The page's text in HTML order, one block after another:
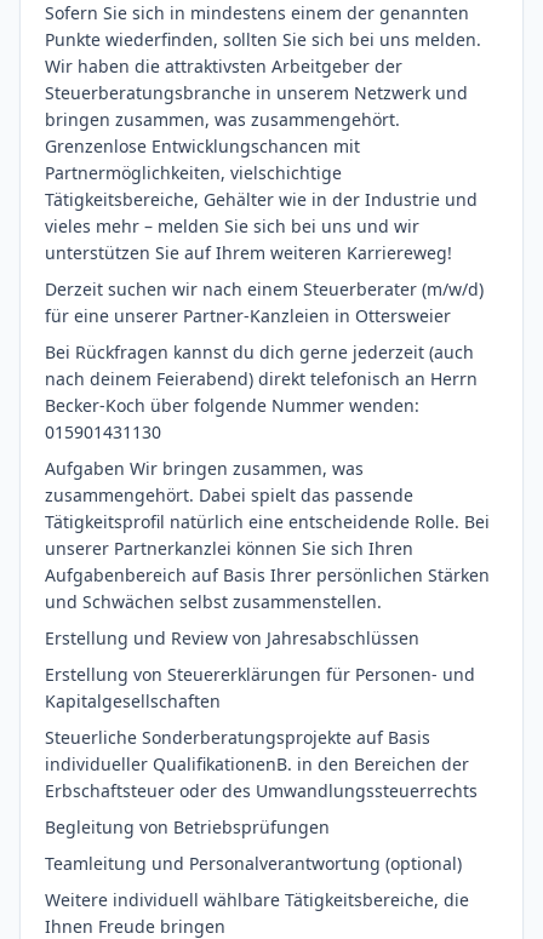
Sofern Sie sich in mindestens einem der genannten
Punkte wiederfinden, sollten Sie sich bei uns melden.
Wir haben die attraktivsten Arbeitgeber der
Steuerberatungsbranche in unserem Netzwerk und
bringen zusammen, was zusammengehört.
Grenzenlose Entwicklungschancen mit
Partnermöglichkeiten, vielschichtige
Tätigkeitsbereiche, Gehälter wie in der Industrie und
vieles mehr – melden Sie sich bei uns und wir
unterstützen Sie auf Ihrem weiteren Karriereweg!
Derzeit suchen wir nach einem Steuerberater (m/w/d)
für eine unserer Partner-Kanzleien in Ottersweier
Bei Rückfragen kannst du dich gerne jederzeit (auch
nach deinem Feierabend) direkt telefonisch an Herrn
Becker-Koch über folgende Nummer wenden:
015901431130
Aufgaben Wir bringen zusammen, was
zusammengehört. Dabei spielt das passende
Tätigkeitsprofil natürlich eine entscheidende Rolle. Bei
unserer Partnerkanzlei können Sie sich Ihren
Aufgabenbereich auf Basis Ihrer persönlichen Stärken
und Schwächen selbst zusammenstellen.
Erstellung und Review von Jahresabschlüssen
Erstellung von Steuererklärungen für Personen- und
Kapitalgesellschaften
Steuerliche Sonderberatungsprojekte auf Basis
individueller QualifikationenB. in den Bereichen der
Erbschaftsteuer oder des Umwandlungssteuerrechts
Begleitung von Betriebsprüfungen
Teamleitung und Personalverantwortung (optional)
Weitere individuell wählbare Tätigkeitsbereiche, die
Ihnen Freude bringen